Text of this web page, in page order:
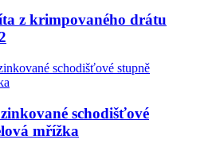
z krimpovaného drátu
schodišťové
mřížka